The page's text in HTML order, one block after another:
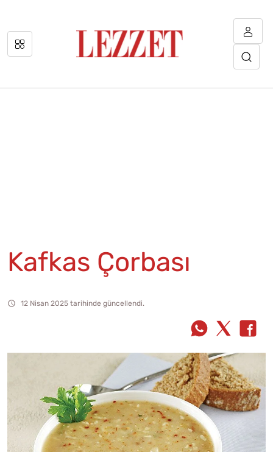
Kafkas Çorbası
12 Nisan 2025 tarihinde güncellendi.